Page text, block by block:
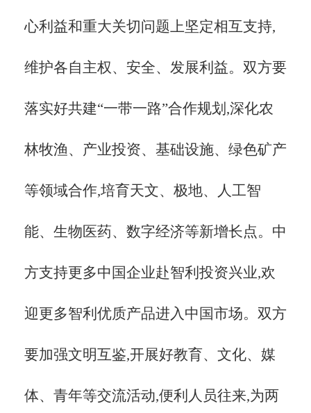
心利益和重大关切问题上坚定相互支持,
维护各自主权、安全、发展利益。双方要
落实好共建“一带一路”合作规划,深化农
林牧渔、产业投资、基础设施、绿色矿产
等领域合作,培育天文、极地、人工智
能、生物医药、数字经济等新增长点。中
方支持更多中国企业赴智利投资兴业,欢
迎更多智利优质产品进入中国市场。双方
要加强文明互鉴,开展好教育、文化、媒
体、青年等交流活动,便利人员往来,为两